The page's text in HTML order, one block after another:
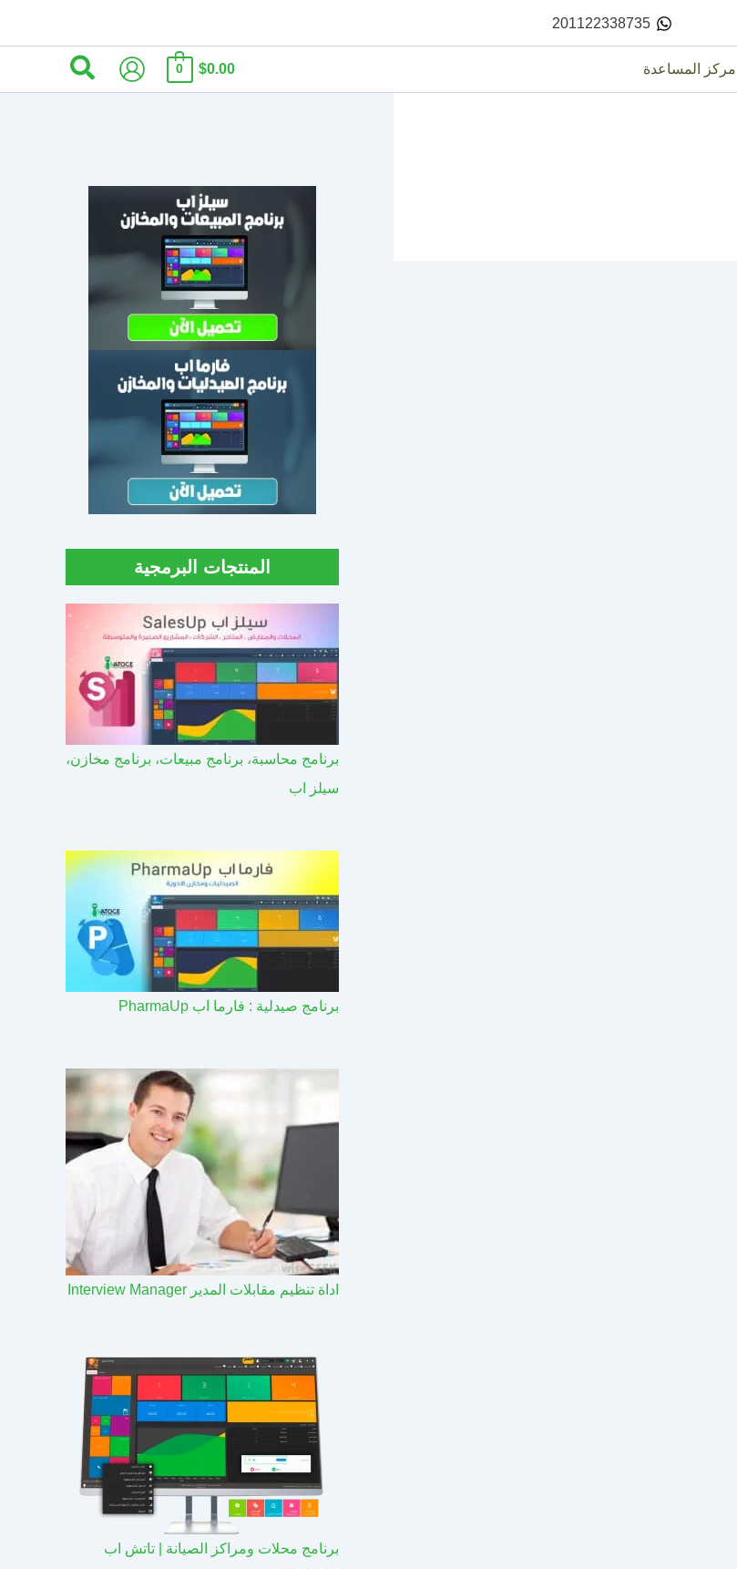
201122338735
مركز المساعدة $0.00
0 البحث
المنتجات البرمجية
برنامج محاسبة، برنامج مبيعات، برنامج مخازن،
سيلز اب
برنامج صيدلية : فارما اب PharmaUp​
اداة تنظيم مقابلات المدير Interview Manager
برنامج محلات ومراكز الصيانة | تاتش اب